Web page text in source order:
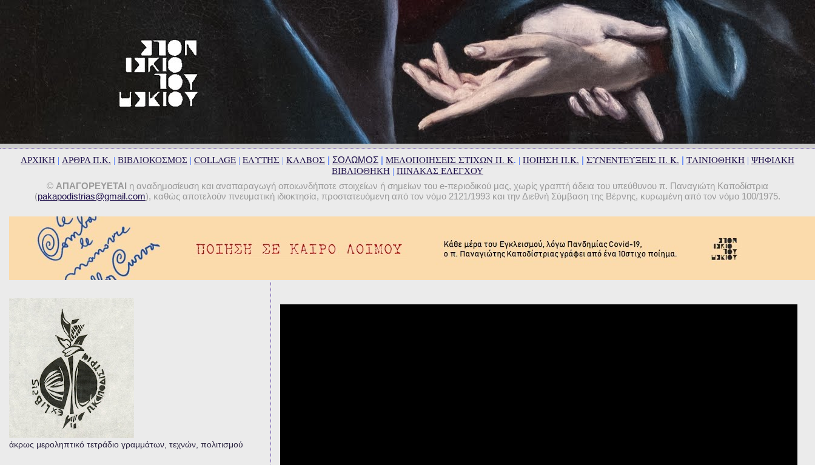
ΑΡΧΙΚΗ | ΑΡΘΡΑ Π.Κ. | ΒΙΒΛΙΟΚΟΣΜΟΣ | COLLAGE | ΕΛΥΤΗΣ | ΚΑΛΒΟΣ | ΣΟΛΩΜΟΣ | ΜΕΛΟΠΟΙΗΣΕΙΣ ΣΤΙΧΩΝ Π. Κ. | ΠΟΙΗΣΗ Π.Κ. | ΣΥΝΕΝΤΕΥΞΕΙΣ Π. Κ. | ΤΑΙΝΙΟΘΗΚΗ | ΨΗΦΙΑΚΗ
ΒΙΒΛΙΟΘΗΚΗ | ΠΙΝΑΚΑΣ ΕΛΕΓΧΟΥ
© ΑΠΑΓΟΡΕΥΕΤΑΙ η αναδημοσίευση και αναπαραγωγή οποιωνδήποτε στοιχείων ή σημείων του e-περιοδικού μας, χωρίς γραπτή άδεια του υπεύθυνου π. Παναγιώτη Καποδίστρια
(pakapodistrias@gmail.com), καθώς αποτελούν πνευματική ιδιοκτησία, προστατευόμενη από τον νόμο 2121/1993 και την Διεθνή Σύμβαση της Βέρνης, κυρωμένη από τον νόμο 100/1975.
άκρως μεροληπτικό τετράδιο γραμμάτων, τεχνών, πολιτισμού